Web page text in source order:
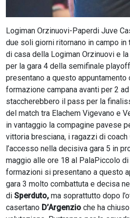
Logiman Orzinuovi-Paperdi Juve
due soli giorni ritornano in campo in
di casa della Logiman Orzinuovi e
per la gara 4 della semifinale
presentano a questo appuntamento
formazione campana avanti per 2
staccherebbero il pass per la
del match tra Elachem Vigevano e
in vantaggio la compagine pavese
vittoria bresciana, i ragazzi di coach
l’accesso nella decisiva gara 5 in
maggio alle ore 18 al PalaPiccolo di
formazioni si presentano a questo
gara 3 molto combattuta e decisa
di Sperduto, ma soprattutto dopo
casertano D’Argenzio che ha